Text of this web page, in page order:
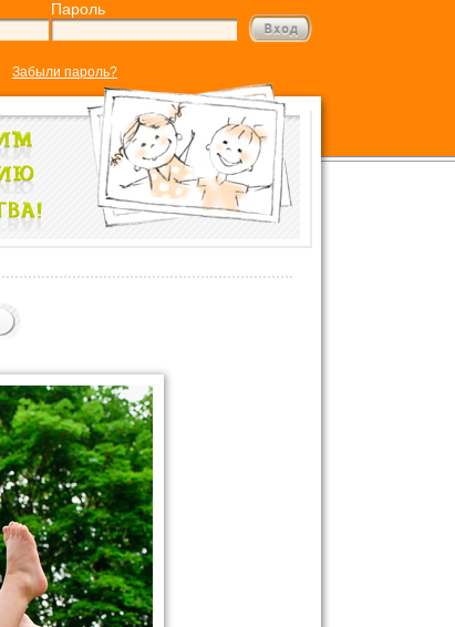
Пароль
Забыли пароль?